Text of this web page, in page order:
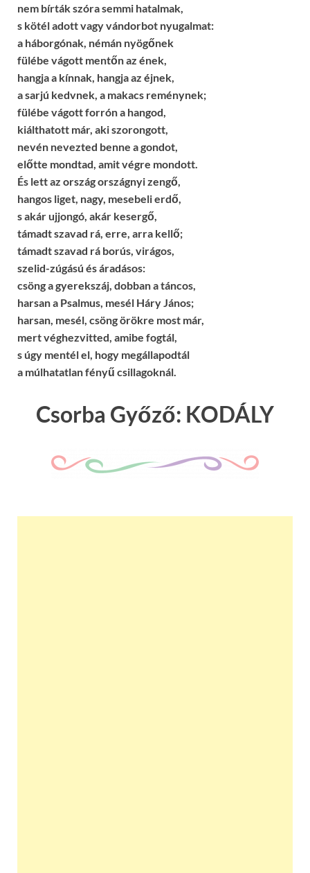
nem bírták szóra semmi hatalmak,
s kötél adott vagy vándorbot nyugalmat:
a háborgónak, némán nyögőnek
fülébe vágott mentőn az ének,
hangja a kínnak, hangja az éjnek,
a sarjú kedvnek, a makacs reménynek;
fülébe vágott forrón a hangod,
kiálthatott már, aki szorongott,
nevén nevezted benne a gondot,
előtte mondtad, amit végre mondott.
És lett az ország országnyi zengő,
hangos liget, nagy, mesebeli erdő,
s akár ujjongó, akár kesergő,
támadt szavad rá, erre, arra kellő;
támadt szavad rá borús, virágos,
szelid-zúgású és áradásos:
csöng a gyerekszáj, dobban a táncos,
harsan a Psalmus, mesél Háry János;
harsan, mesél, csöng örökre most már,
mert véghezvitted, amibe fogtál,
s úgy mentél el, hogy megállapodtál
a múlhatatlan fényű csillagoknál.
Csorba Győző: KODÁLY